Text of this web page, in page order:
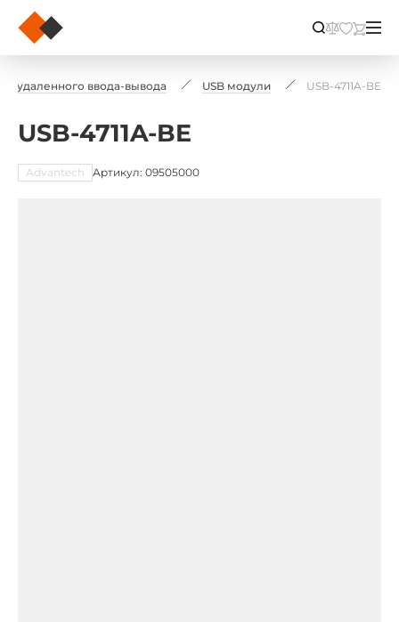
удаленного ввода-вывода USB модули USB-4711A-BE
USB-4711A-BE
Advantech Артикул: 09505000